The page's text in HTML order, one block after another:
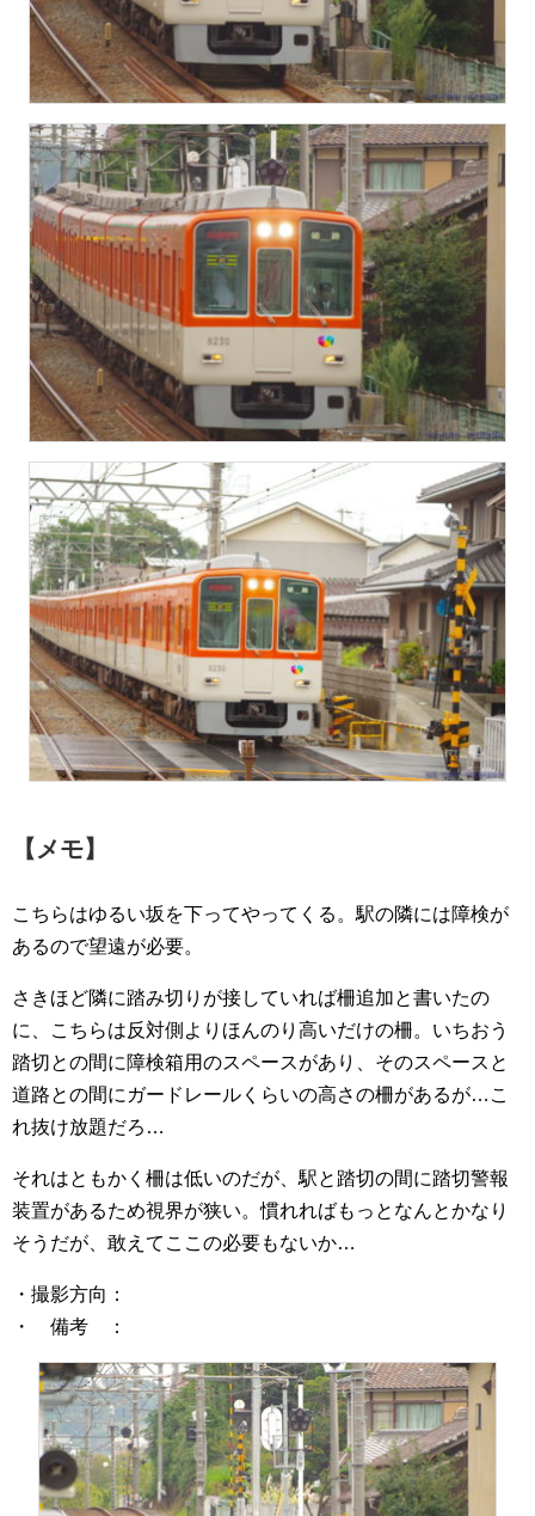
【メモ】
こちらはゆるい坂を下ってやってくる。駅の隣には障検が
あるので望遠が必要。
さきほど隣に踏み切りが接していれば柵追加と書いたの
に、こちらは反対側よりほんのり高いだけの柵。いちおう
踏切との間に障検箱用のスペースがあり、そのスペースと
道路との間にガードレールくらいの高さの柵があるが…こ
れ抜け放題だろ…
それはともかく柵は低いのだが、駅と踏切の間に踏切警報
装置があるため視界が狭い。慣れればもっとなんとかなり
そうだが、敢えてここの必要もないか…
・撮影方向：
・ 備考 ：